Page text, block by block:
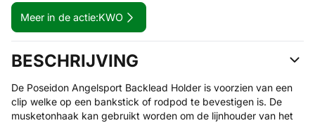
Meer in de actie:KWO
BESCHRIJVING
De Poseidon Angelsport Backlead Holder is voorzien van een
clip welke op een bankstick of rodpod te bevestigen is. De
musketonhaak kan gebruikt worden om de lijnhouder van het